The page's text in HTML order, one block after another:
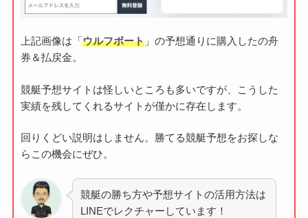
上記画像は「ウルフボート」の予想通りに購入したの舟
券＆払戻金。
競艇予想サイトは怪しいところも多いですが、こうした
実績を残してくれるサイトが僅かに存在します。
回りくどい説明はしません。勝てる競艇予想をお探しな
らこの機会にぜひ。
競艇の勝ち方や予想サイトの活用方法は
LINEでレクチャーしています！